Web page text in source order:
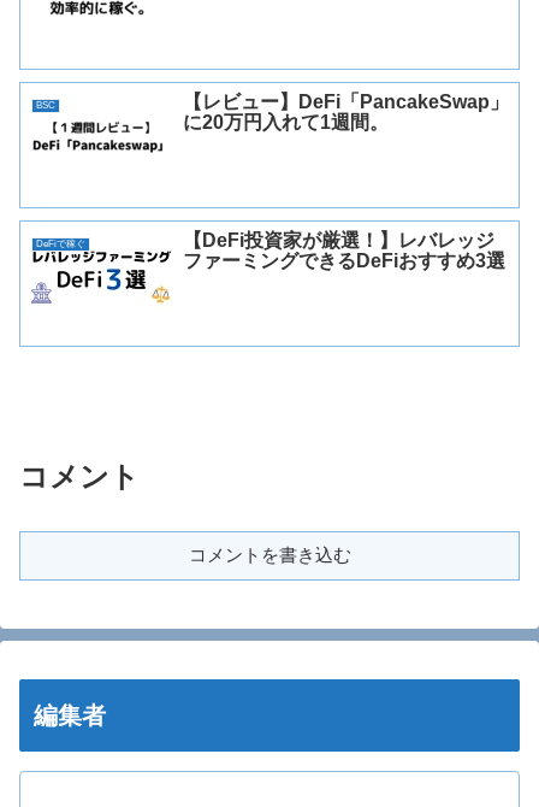
BSC
【レビュー】DeFi「PancakeSwap」
に20万円入れて1週間。
DeFiで稼ぐ
【DeFi投資家が厳選！】レバレッジ
ファーミングできるDeFiおすすめ3選
コメント
コメントを書き込む
編集者